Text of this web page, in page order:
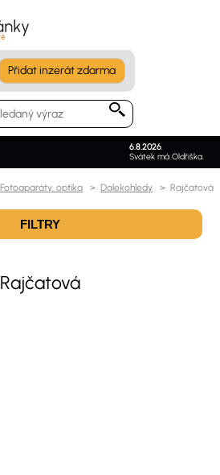
Přidat inzerát zdarma
6.8.2026.
Svátek má Oldřiška.
Fotoaparáty, optika > Dalekohledy > Rajčatová
FILTRY
Rajčatová